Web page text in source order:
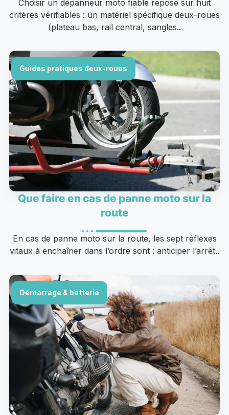
Choisir un dépanneur moto fiable repose sur huit
critères vérifiables : un matériel spécifique deux-roues
(plateau bas, rail central, sangles..
Guides pratiques deux-roues
Que faire en cas de panne moto sur la
route
En cas de panne moto sur la route, les sept réflexes
vitaux à enchaîner dans l’ordre sont : anticiper l’arrêt..
Démarrage & batterie